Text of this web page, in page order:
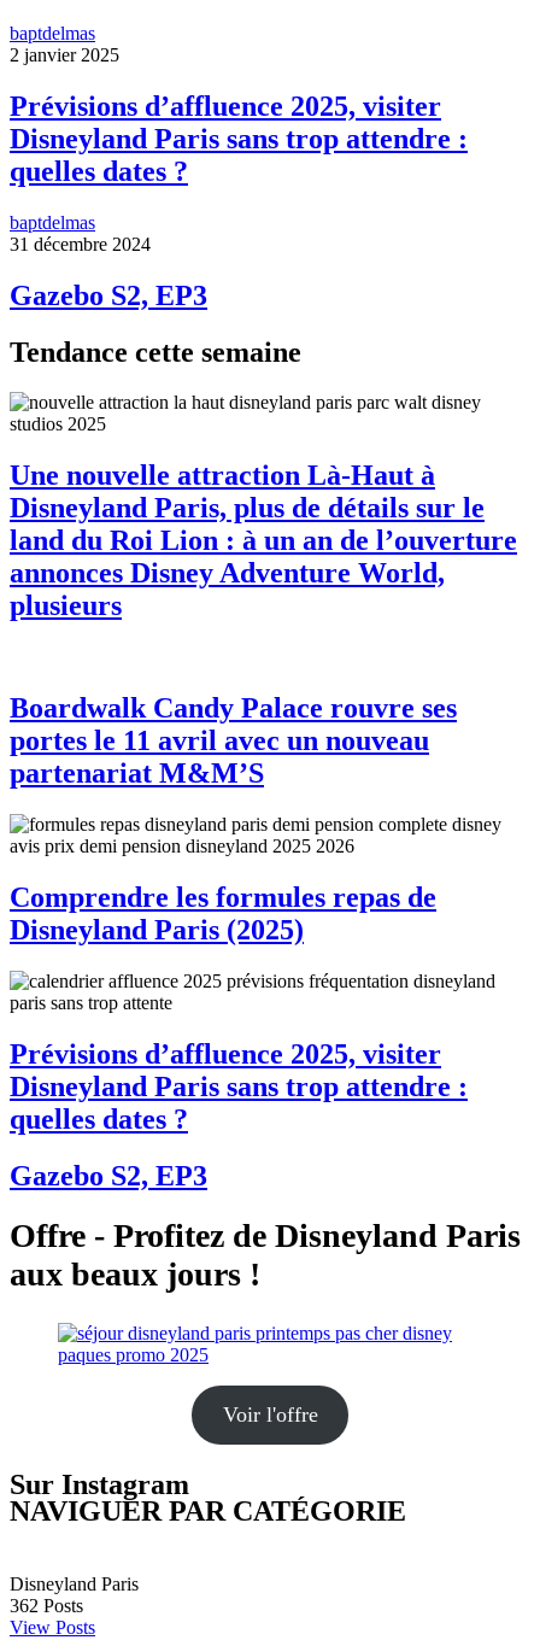
baptdelmas
2 janvier 2025
Prévisions d’affluence 2025, visiter
Disneyland Paris sans trop attendre :
quelles dates ?
baptdelmas
31 décembre 2024
Gazebo S2, EP3
Tendance cette semaine
Une nouvelle attraction Là-Haut à
Disneyland Paris, plus de détails sur le
land du Roi Lion : à un an de l’ouverture
annonces Disney Adventure World,
plusieurs
Boardwalk Candy Palace rouvre ses
portes le 11 avril avec un nouveau
partenariat M&M’S
Comprendre les formules repas de
Disneyland Paris (2025)
Prévisions d’affluence 2025, visiter
Disneyland Paris sans trop attendre :
quelles dates ?
Gazebo S2, EP3
Offre - Profitez de Disneyland Paris
aux beaux jours !
Voir l'offre
Sur Instagram
NAVIGUER PAR CATÉGORIE
Disneyland Paris
362 Posts
View Posts